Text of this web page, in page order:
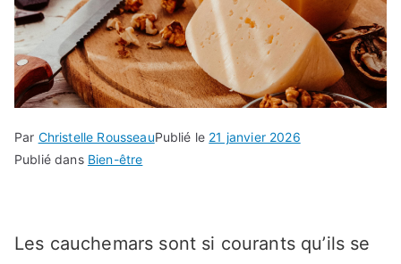
Par Christelle RousseauPublié le 21 janvier 2026
Publié dans Bien-être
Les cauchemars sont si courants qu’ils se